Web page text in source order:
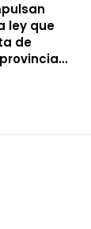
ley que
de